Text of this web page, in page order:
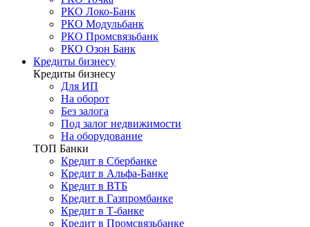
РКО Локо-Банк
РКО Модульбанк
РКО Промсвязьбанк
РКО Озон Банк
Кредиты бизнесу
Кредиты бизнесу
Для ИП
На оборот
Без залога
Под залог недвижимости
На оборудование
ТОП Банки
Кредит в Сбербанке
Кредит в Альфа-Банке
Кредит в ВТБ
Кредит в Газпромбанке
Кредит в Т-банке
Кредит в Промсвязьбанке